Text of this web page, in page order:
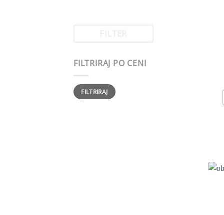
FILTRIRAJ PO CENI
Min
cena
Max
cenaFILTRIRAJ